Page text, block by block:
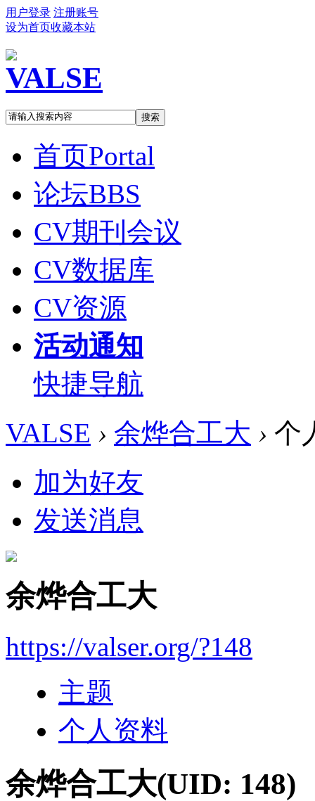
用户登录 注册账号
设为首页收藏本站
搜索
首页Portal
论坛BBS
CV期刊会议
CV数据库
CV资源
活动通知
快捷导航
VALSE › 余烨合工大 › 个
加为好友
发送消息
余烨合工大
https://valser.org/?148
主题
个人资料
余烨合工大(UID: 148)